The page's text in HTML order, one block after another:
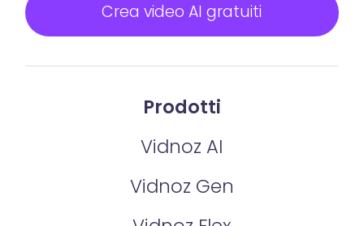
Crea video AI gratuiti
Prodotti
Vidnoz AI
Vidnoz Gen